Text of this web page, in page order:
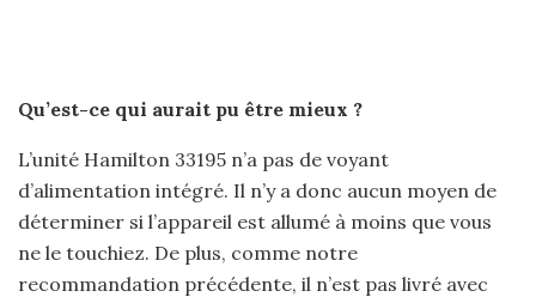
Qu’est-ce qui aurait pu être mieux ?
L’unité Hamilton 33195 n’a pas de voyant
d’alimentation intégré. Il n’y a donc aucun moyen de
déterminer si l’appareil est allumé à moins que vous
ne le touchiez. De plus, comme notre
recommandation précédente, il n’est pas livré avec